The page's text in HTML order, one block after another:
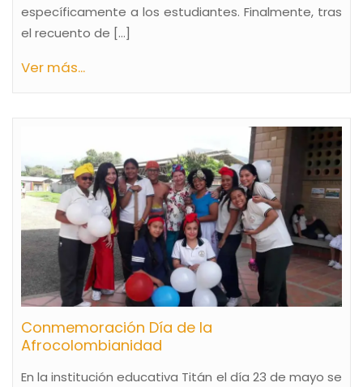
específicamente a los estudiantes. Finalmente, tras
el recuento de […]
Ver más...
Conmemoración Día de la
Afrocolombianidad
En la institución educativa Titán el día 23 de mayo se